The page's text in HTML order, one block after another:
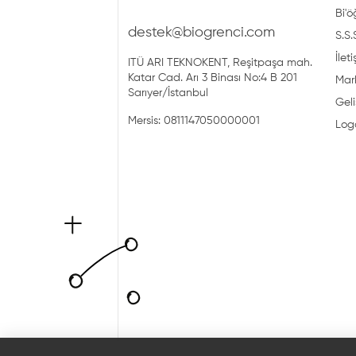
destek@biogrenci.com
ITÜ ARI TEKNOKENT, Reşitpaşa mah.
Katar Cad. Arı 3 Binası No:4 B 201
Sarıyer/İstanbul
Mersis: 0811147050000001